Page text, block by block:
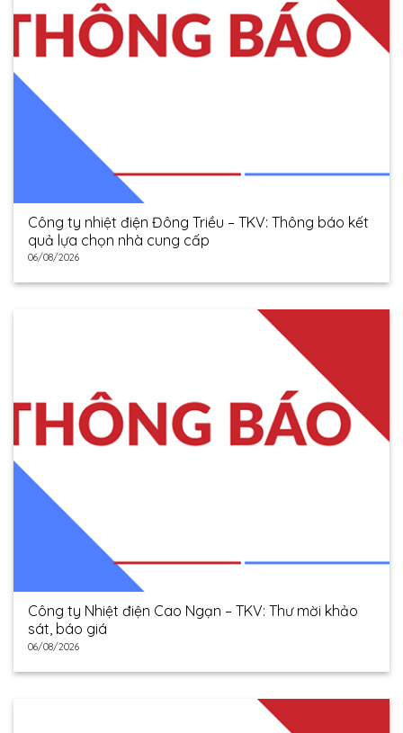
Công ty nhiệt điện Đông Triều – TKV: Thông báo kết
quả lựa chọn nhà cung cấp
06/08/2026
Công ty Nhiệt điện Cao Ngạn – TKV: Thư mời khảo
sát, báo giá
06/08/2026